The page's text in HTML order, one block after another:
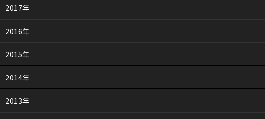
2017年
2016年
2015年
2014年
2013年